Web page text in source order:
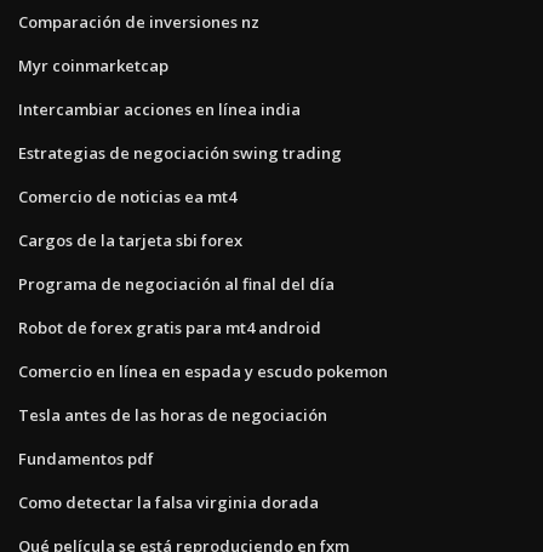
Comparación de inversiones nz
Myr coinmarketcap
Intercambiar acciones en línea india
Estrategias de negociación swing trading
Comercio de noticias ea mt4
Cargos de la tarjeta sbi forex
Programa de negociación al final del día
Robot de forex gratis para mt4 android
Comercio en línea en espada y escudo pokemon
Tesla antes de las horas de negociación
Fundamentos pdf
Como detectar la falsa virginia dorada
Qué película se está reproduciendo en fxm